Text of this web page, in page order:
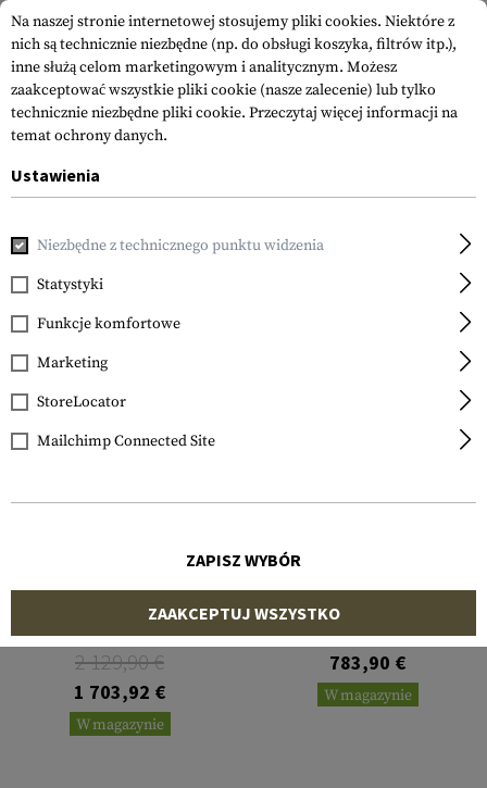
SPRZEDAŻ
PRIMARY ARMS
PLx5 6-30X56mm FFP ACSS
Apollo 6.5CR/.224V
2 129,90 €
1 703,92 €
W magazynie
VECTOR OPTICS
Continental x8 6-48x56 ED
MOA Competition
783,90 €
W magazynie
Na naszej stronie internetowej stosujemy pliki cookies. Niektóre z
nich są technicznie niezbędne (np. do obsługi koszyka, filtrów itp.),
inne służą celom marketingowym i analitycznym. Możesz
zaakceptować wszystkie pliki cookie (nasze zalecenie) lub tylko
technicznie niezbędne pliki cookie. Przeczytaj więcej informacji na
temat ochrony danych.
Ustawienia
Niezbędne z technicznego punktu widzenia
Statystyki
Funkcje komfortowe
Marketing
StoreLocator
Mailchimp Connected Site
ZAPISZ WYBÓR
ZAAKCEPTUJ WSZYSTKO